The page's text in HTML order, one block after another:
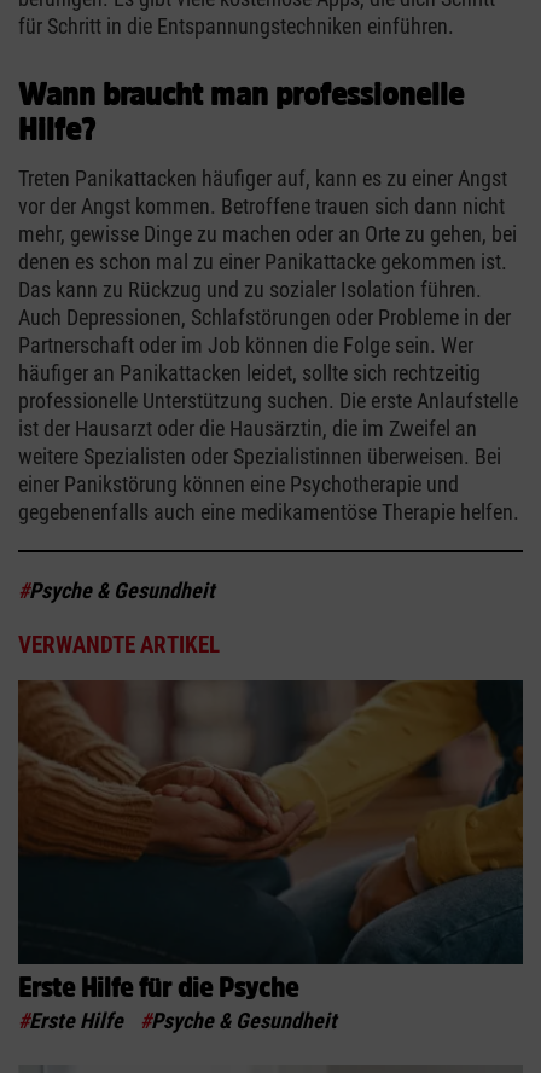
für Schritt in die Entspannungstechniken einführen.
Wann braucht man professionelle
Hilfe?
Treten Panikattacken häufiger auf, kann es zu einer Angst
vor der Angst kommen. Betroffene trauen sich dann nicht
mehr, gewisse Dinge zu machen oder an Orte zu gehen, bei
denen es schon mal zu einer Panikattacke gekommen ist.
Das kann zu Rückzug und zu sozialer Isolation führen.
Auch Depressionen, Schlafstörungen oder Probleme in der
Partnerschaft oder im Job können die Folge sein. Wer
häufiger an Panikattacken leidet, sollte sich rechtzeitig
professionelle Unterstützung suchen. Die erste Anlaufstelle
ist der Hausarzt oder die Hausärztin, die im Zweifel an
weitere Spezialisten oder Spezialistinnen überweisen. Bei
einer Panikstörung können eine Psychotherapie und
gegebenenfalls auch eine medikamentöse Therapie helfen.
#Psyche & Gesundheit
VERWANDTE ARTIKEL
Erste Hilfe für die Psyche
#Erste Hilfe #Psyche & Gesundheit